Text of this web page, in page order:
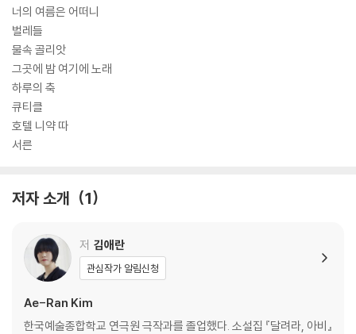
“여러 편에서 김애란은 막막하고 아득한 심연처럼 결말을 구성”하며 “막
막함의 광장 공포 내지는 불안을 매우 극적인 구성적 상징을 획득”하는데,
이 점이 바로 “소설집 『비행운』을 관통하는 공통된 서사 문법”이다 이제
우리는 이렇게 ‘김애란식 비극’이라는 독보적인 한 장르를 갖게 되었다.
너의 여름은 어떠니
벌레들
물속 골리앗
그곳에 밤 여기에 노래
하루의 축
큐티클
호텔 니약 따
서른
저자 소개 1
저 김애란
관심작가 알림신청
Ae-Ran Kim
한국예술종합학교 연극원 극작과를 졸업했다. 소설집 『달려라, 아비』